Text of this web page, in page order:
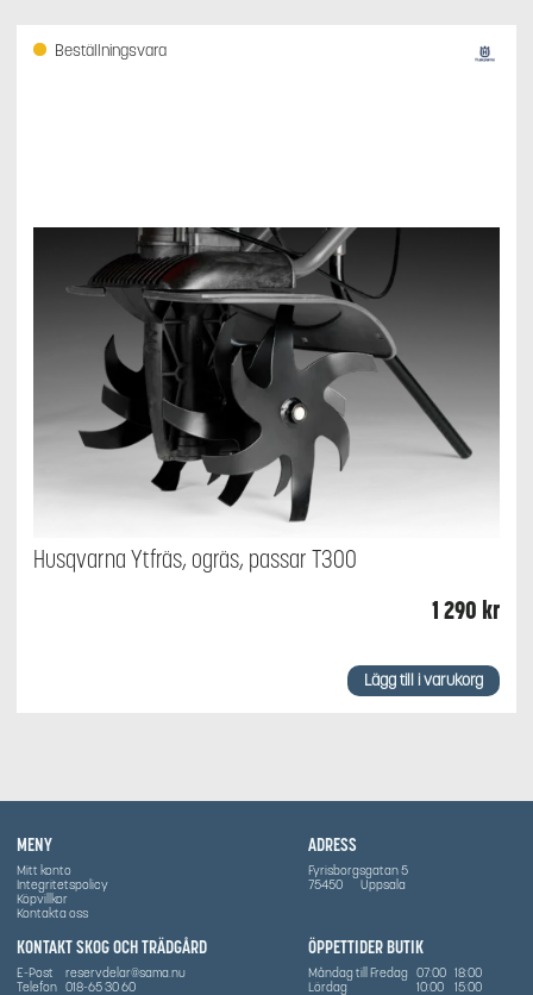
Husqvarna Ytfräs, ogräs, passar T300
1 290 kr
Beställningsvara
Lägg till i varukorg
MENY
Mitt konto
Integritetspolicy
Köpvillkor
Kontakta oss
ÖPPETTIDER BUTIK
Måndag till Fredag 07:00 18:00
Lördag
10:00
15:00
ADRESS
Fyrisborgsgatan 5
75450
Uppsala
KONTAKT SKOG OCH TRÄDGÅRD
E-Post
reservdelar@sama.nu
Telefon 018-65 30 60